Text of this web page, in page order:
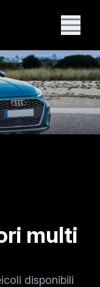
multi
disponibili